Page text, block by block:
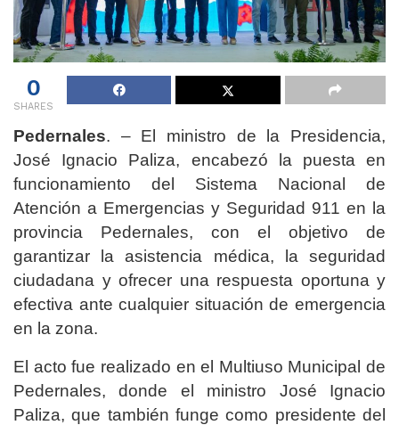
0
SHARES
Pedernales. – El ministro de la Presidencia,
José Ignacio Paliza, encabezó la puesta en
funcionamiento del Sistema Nacional de
Atención a Emergencias y Seguridad 911 en la
provincia Pedernales, con el objetivo de
garantizar la asistencia médica, la seguridad
ciudadana y ofrecer una respuesta oportuna y
efectiva ante cualquier situación de emergencia
en la zona.
El acto fue realizado en el Multiuso Municipal de
Pedernales, donde el ministro José Ignacio
Paliza, que también funge como presidente del